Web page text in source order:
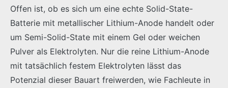
Offen ist, ob es sich um eine echte Solid-State-
Batterie mit metallischer Lithium-Anode handelt oder
um Semi-Solid-State mit einem Gel oder weichen
Pulver als Elektrolyten. Nur die reine Lithium-Anode
mit tatsächlich festem Elektrolyten lässt das
Potenzial dieser Bauart freiwerden, wie Fachleute in